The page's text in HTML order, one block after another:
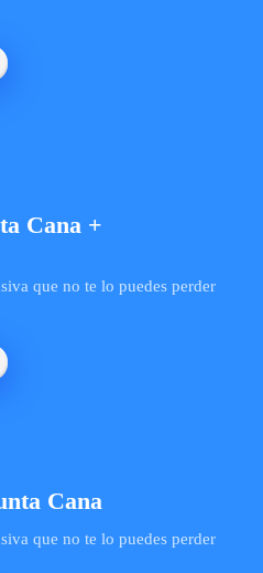
Cana +
que no te lo puedes perder
Cana
que no te lo puedes perder